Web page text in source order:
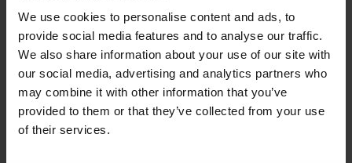
We use cookies to personalise content and ads, to
provide social media features and to analyse our traffic.
We also share information about your use of our site with
our social media, advertising and analytics partners who
may combine it with other information that you’ve
provided to them or that they’ve collected from your use
of their services.
Eccellenza normativa:
Ispezionato da FDA ed EMA. Sviluppo e
convalida GLP seguendo in generale la linea
guida ICH M10 (2023) adattata per l’uso
della qPCR, secondo le seguenti linee guida:
Raccomandazioni sulla convalida del test